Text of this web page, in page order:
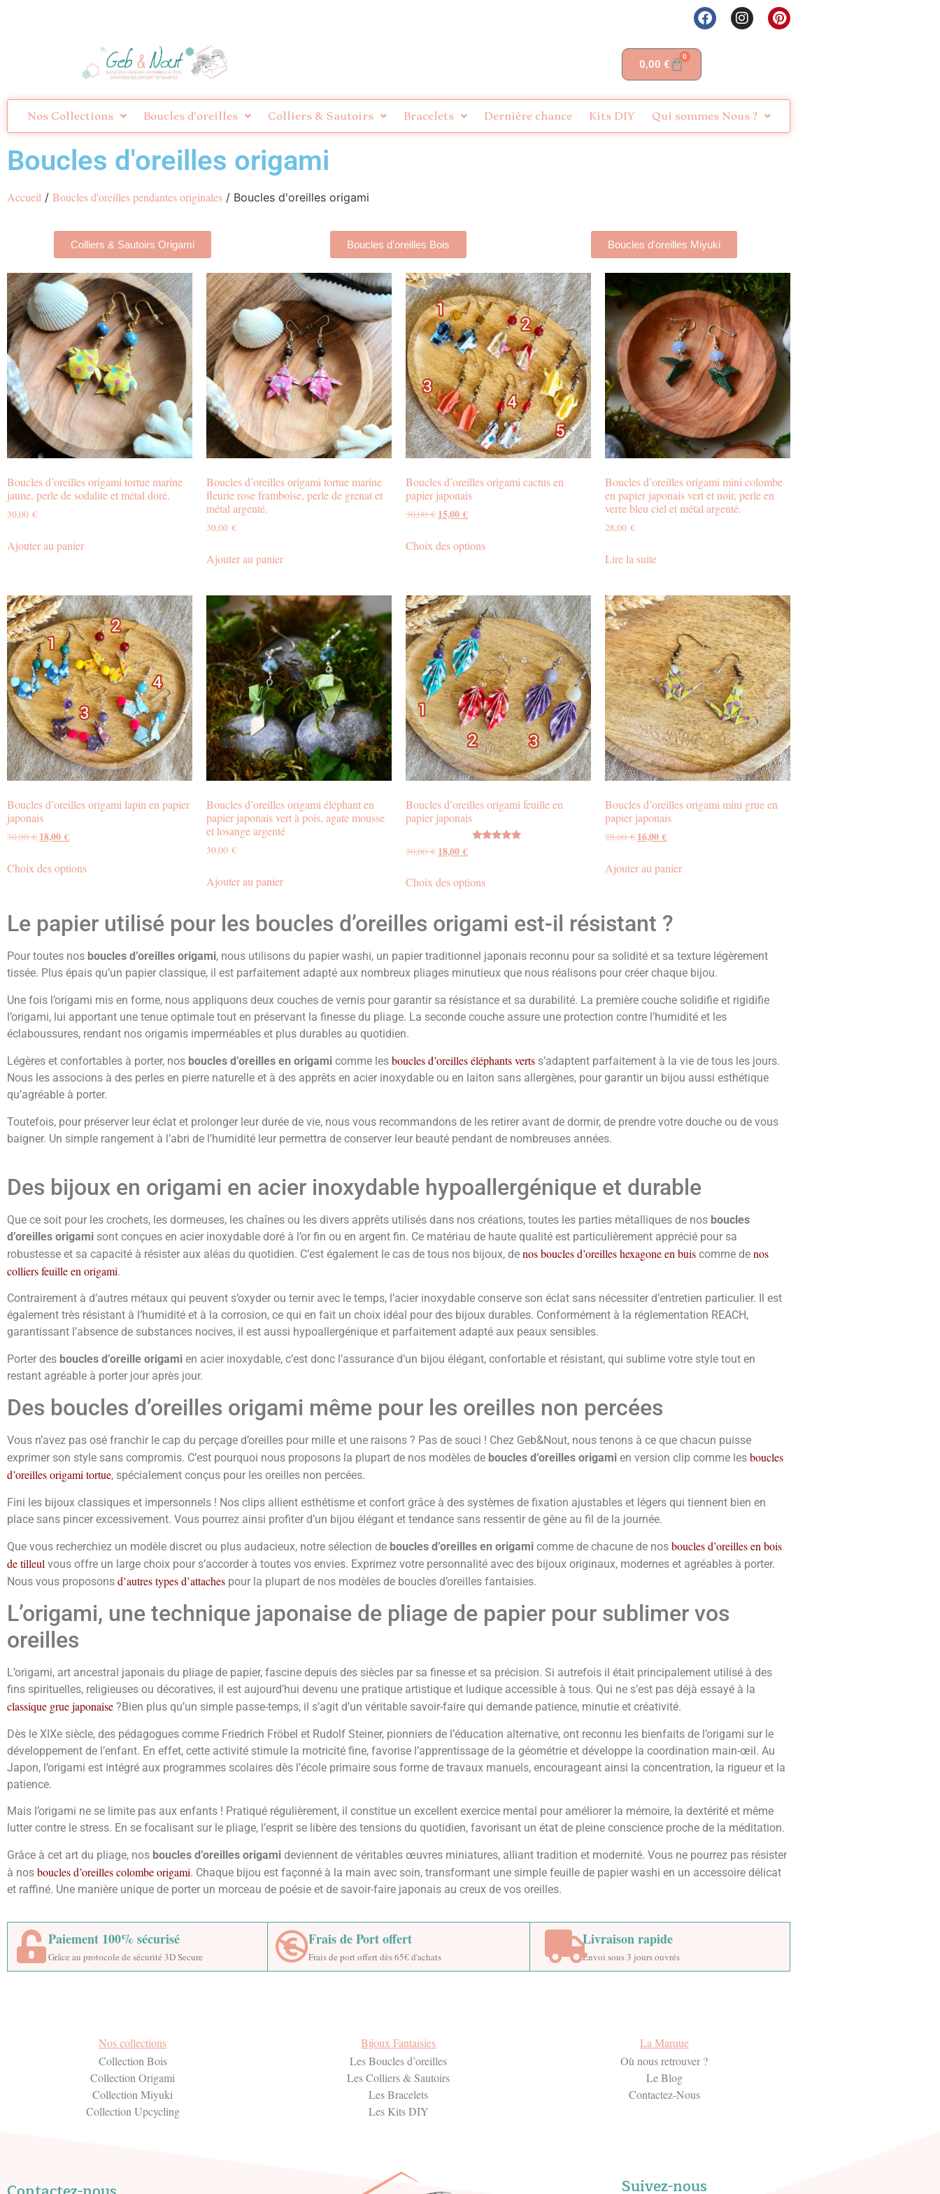
0,00 €
0
Nos Collections Boucles d’oreilles Colliers & Sautoirs Bracelets Dernière chance Kits DIY Qui sommes Nous ?
Boucles d'oreilles origami
Accueil / Boucles d'oreilles pendantes originales / Boucles d'oreilles origami
Colliers & Sautoirs Origami Boucles d'oreilles Bois Boucles d'oreilles Miyuki
Boucles d’oreilles origami tortue marine
jaune, perle de sodalite et métal doré.
30,00 €
Ajouter au panier
Boucles d’oreilles origami tortue marine
fleurie rose framboise, perle de grenat et
métal argenté.
30,00 €
Ajouter au panier
Boucles d’oreilles origami cactus en
papier japonais
30,00€ 15,00€
Choix des options
Boucles d’oreilles origami mini colombe
en papier japonais vert et noir, perle en
verre bleu ciel et métal argenté.
28,00 €
Lire la suite
Boucles d’oreilles origami lapin en papier
japonais
30,00€ 18,00€
Choix des options
Boucles d’oreilles origami éléphant en
papier japonais vert à pois, agate mousse
et losange argenté
30,00 €
Ajouter au panier
Boucles d’oreilles origami feuille en
papier japonais
30,00€ 18,00€
Choix des options
Boucles d’oreilles origami mini grue en
papier japonais
28,00€ 16,00€
Ajouter au panier
Le papier utilisé pour les boucles d’oreilles origami est-il résistant ?
Pour toutes nos boucles d’oreilles origami, nous utilisons du papier washi, un papier traditionnel japonais reconnu pour sa solidité et sa texture légèrement
tissée. Plus épais qu’un papier classique, il est parfaitement adapté aux nombreux pliages minutieux que nous réalisons pour créer chaque bijou.
Une fois l’origami mis en forme, nous appliquons deux couches de vernis pour garantir sa résistance et sa durabilité. La première couche solidifie et rigidifie
l’origami, lui apportant une tenue optimale tout en préservant la finesse du pliage. La seconde couche assure une protection contre l’humidité et les
éclaboussures, rendant nos origamis imperméables et plus durables au quotidien.
Légères et confortables à porter, nos boucles d’oreilles en origami comme les boucles d’oreilles éléphants verts s’adaptent parfaitement à la vie de tous les jours.
Nous les associons à des perles en pierre naturelle et à des apprêts en acier inoxydable ou en laiton sans allergènes, pour garantir un bijou aussi esthétique
qu’agréable à porter.
Toutefois, pour préserver leur éclat et prolonger leur durée de vie, nous vous recommandons de les retirer avant de dormir, de prendre votre douche ou de vous
baigner. Un simple rangement à l’abri de l’humidité leur permettra de conserver leur beauté pendant de nombreuses années.
Des bijoux en origami en acier inoxydable hypoallergénique et durable
Que ce soit pour les crochets, les dormeuses, les chaînes ou les divers apprêts utilisés dans nos créations, toutes les parties métalliques de nos boucles
d’oreilles origami sont conçues en acier inoxydable doré à l’or fin ou en argent fin. Ce matériau de haute qualité est particulièrement apprécié pour sa
robustesse et sa capacité à résister aux aléas du quotidien. C’est également le cas de tous nos bijoux, de nos boucles d’oreilles hexagone en buis comme de nos
colliers feuille en origami.
Contrairement à d’autres métaux qui peuvent s’oxyder ou ternir avec le temps, l’acier inoxydable conserve son éclat sans nécessiter d’entretien particulier. Il est
également très résistant à l’humidité et à la corrosion, ce qui en fait un choix idéal pour des bijoux durables. Conformément à la réglementation REACH,
garantissant l’absence de substances nocives, il est aussi hypoallergénique et parfaitement adapté aux peaux sensibles.
Porter des boucles d’oreille origami en acier inoxydable, c’est donc l’assurance d’un bijou élégant, confortable et résistant, qui sublime votre style tout en
restant agréable à porter jour après jour.
Des boucles d’oreilles origami même pour les oreilles non percées
Vous n’avez pas osé franchir le cap du perçage d’oreilles pour mille et une raisons ? Pas de souci ! Chez Geb&Nout, nous tenons à ce que chacun puisse
exprimer son style sans compromis. C’est pourquoi nous proposons la plupart de nos modèles de boucles d’oreilles origami en version clip comme les boucles
d’oreilles origami tortue, spécialement conçus pour les oreilles non percées.
Fini les bijoux classiques et impersonnels ! Nos clips allient esthétisme et confort grâce à des systèmes de fixation ajustables et légers qui tiennent bien en
place sans pincer excessivement. Vous pourrez ainsi profiter d’un bijou élégant et tendance sans ressentir de gêne au fil de la journée.
Que vous recherchiez un modèle discret ou plus audacieux, notre sélection de boucles d’oreilles en origami comme de chacune de nos boucles d’oreilles en bois
de tilleul vous offre un large choix pour s’accorder à toutes vos envies. Exprimez votre personnalité avec des bijoux originaux, modernes et agréables à porter.
Nous vous proposons d’autres types d’attaches pour la plupart de nos modèles de boucles d’oreilles fantaisies.
L’origami, une technique japonaise de pliage de papier pour sublimer vos
oreilles
L’origami, art ancestral japonais du pliage de papier, fascine depuis des siècles par sa finesse et sa précision. Si autrefois il était principalement utilisé à des
fins spirituelles, religieuses ou décoratives, il est aujourd’hui devenu une pratique artistique et ludique accessible à tous. Qui ne s’est pas déjà essayé à la
classique grue japonaise ?Bien plus qu’un simple passe-temps, il s’agit d’un véritable savoir-faire qui demande patience, minutie et créativité.
Dès le XIXe siècle, des pédagogues comme Friedrich Fröbel et Rudolf Steiner, pionniers de l’éducation alternative, ont reconnu les bienfaits de l’origami sur le
développement de l’enfant. En effet, cette activité stimule la motricité fine, favorise l’apprentissage de la géométrie et développe la coordination main-œil. Au
Japon, l’origami est intégré aux programmes scolaires dès l’école primaire sous forme de travaux manuels, encourageant ainsi la concentration, la rigueur et la
patience.
Mais l’origami ne se limite pas aux enfants ! Pratiqué régulièrement, il constitue un excellent exercice mental pour améliorer la mémoire, la dextérité et même
lutter contre le stress. En se focalisant sur le pliage, l’esprit se libère des tensions du quotidien, favorisant un état de pleine conscience proche de la méditation.
Grâce à cet art du pliage, nos boucles d’oreilles origami deviennent de véritables œuvres miniatures, alliant tradition et modernité. Vous ne pourrez pas résister
à nos boucles d’oreilles colombe origami. Chaque bijou est façonné à la main avec soin, transformant une simple feuille de papier washi en un accessoire délicat
et raffiné. Une manière unique de porter un morceau de poésie et de savoir-faire japonais au creux de vos oreilles.
Paiement 100% sécurisé
Grâce au protocole de sécurité 3D Secure
Frais de Port offert
Frais de port offert dès 65€ d'achats
Livraison rapide
Envoi sous 3 jours ouvrés
Nos collections
Collection Bois
Collection Origami
Collection Miyuki
Collection Upcycling
Bijoux Fantaisies
Les Boucles d’oreilles
Les Colliers & Sautoirs
Les Bracelets
Les Kits DIY
La Marque
Où nous retrouver ?
Le Blog
Contactez-Nous
Suivez-nous